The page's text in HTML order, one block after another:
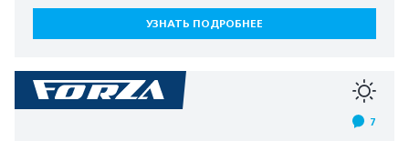
УЗНАТЬ ПОДРОБНЕЕ
7